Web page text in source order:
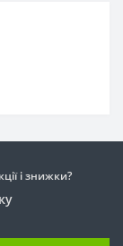
і знижки?